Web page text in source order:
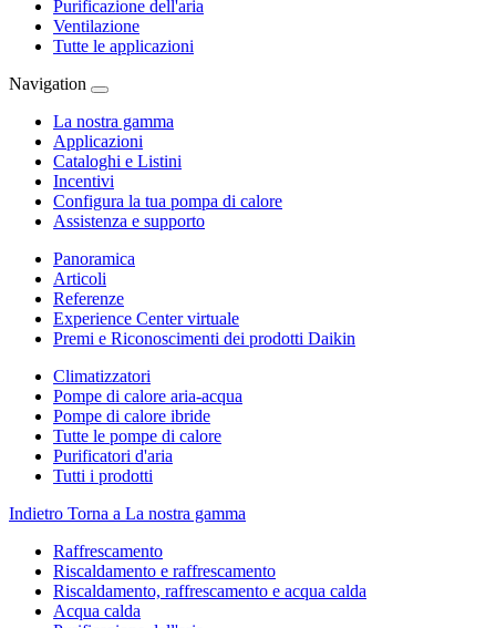
Purificazione dell'aria
Ventilazione
Tutte le applicazioni
Navigation
La nostra gamma
Applicazioni
Cataloghi e Listini
Incentivi
Configura la tua pompa di calore
Assistenza e supporto
Panoramica
Articoli
Referenze
Experience Center virtuale
Premi e Riconoscimenti dei prodotti Daikin
Climatizzatori
Pompe di calore aria-acqua
Pompe di calore ibride
Tutte le pompe di calore
Purificatori d'aria
Tutti i prodotti
Indietro Torna a La nostra gamma
Raffrescamento
Riscaldamento e raffrescamento
Riscaldamento, raffrescamento e acqua calda
Acqua calda